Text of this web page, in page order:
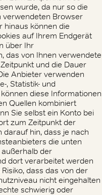
wurde, da nur so die
verwendeten Browser
hinaus können die
auf Ihrem Endgerät
über Ihr
das von Ihnen verwendete
und die Dauer
Anbieter verwenden
, Statistik- und
diese Informationen
Quellen kombiniert
Sie selbst ein Konto bei
zum Zeitpunkt der
darauf hin, dass je nach
die unten
der
dort verarbeitet werden
dass das von der
nicht eingehalten
schwierig oder